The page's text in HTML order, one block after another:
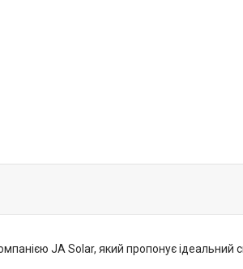
JA Solar, який пропонує ідеальний